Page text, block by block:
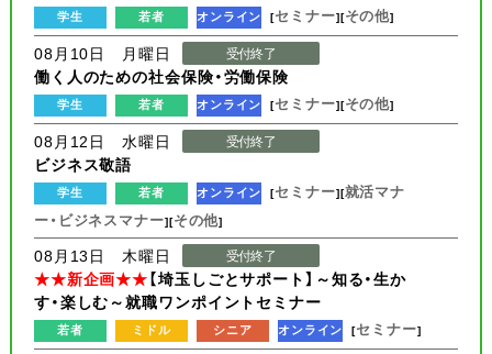
学生 若者 オンライン [セミナー][その他]
08月10日 月曜日 受付終了
働く人のための社会保険・労働保険
学生 若者 オンライン [セミナー][その他]
08月12日 水曜日 受付終了
ビジネス敬語
学生 若者 オンライン [セミナー][就活マナ
ー・ビジネスマナー][その他]
08月13日 木曜日 受付終了
★★新企画★★【埼玉しごとサポート】～知る・生か
す・楽しむ～就職ワンポイントセミナー
若者 ミドル シニア オンライン [セミナー]